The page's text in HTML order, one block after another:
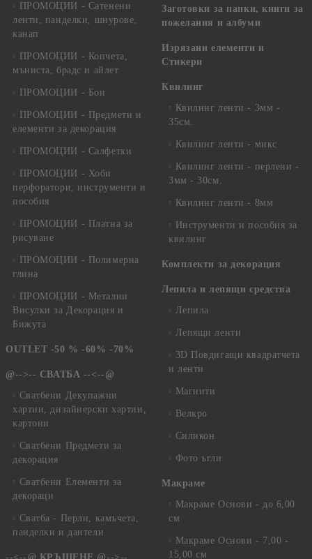
ПРОМОЦИИ - Сатенени
ленти, панделки, шнурове,
канап
ПРОМОЦИИ - Копчета,
мъниста, брадс и айлет
ПРОМОЦИИ - Бои
ПРОМОЦИИ - Предмети и
елементи за декорация
ПРОМОЦИИ - Салфетки
ПРОМОЦИИ - Хоби
перфоратори, инструменти и
пособия
ПРОМОЦИИ - Платна за
рисуване
ПРОМОЦИИ - Полимерна
глина
ПРОМОЦИИ - Метални
Висулки за Декорация и
Бижута
OUTLET -50 % -60% -70%
@-->-- СВАТБА --<--@
Сватбени Декупажни
хартии, дизайнерски хартии,
картони
Сватбени Предмети за
декорация
Сватбени Елементи за
декораци
Сватба - Перли, камъчета,
панделки и дантели
Заготовки за папки, книги за
пожелания и албуми
Изрязани елементи и
Стикери
Квилинг
Квилинг ленти - 3мм -
35см.
Квилинг ленти - микс
Квилинг ленти - перлени -
3мм - 30см.
Квилинг ленти - 8мм
Инструменти и пособия за
квилинг
Комплекти за декорация
Лепила и лепящи средства
Лепила
Лепящи ленти
3D Повдигащи квадратчета
и ленти
Магнити
Велкро
Силикон
Фото ъгли
Макраме
Макраме Основи - до 6,00
см
Макраме Основи - 7,00 -
15,00 см